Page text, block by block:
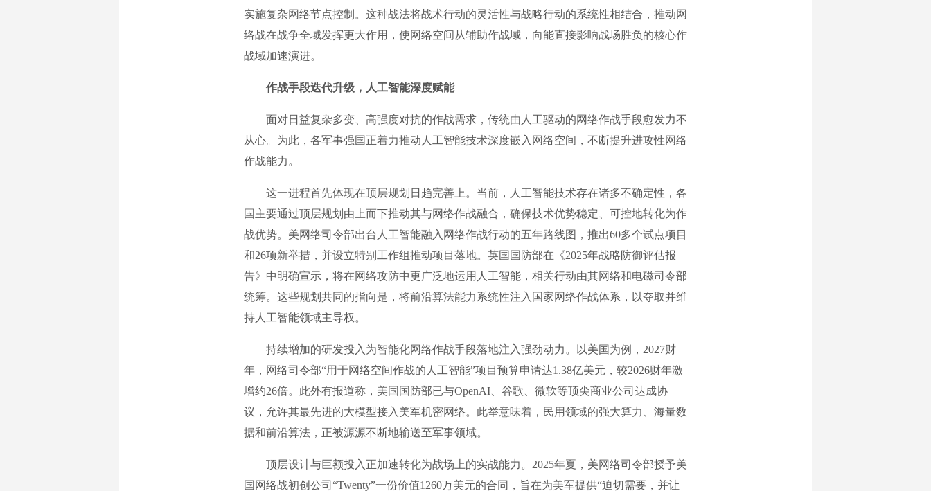
实施复杂网络节点控制。这种战法将战术行动的灵活性与战略行动的系统性相结合，推动网
络战在战争全域发挥更大作用，使网络空间从辅助作战域，向能直接影响战场胜负的核心作
战域加速演进。
作战手段迭代升级，人工智能深度赋能
面对日益复杂多变、高强度对抗的作战需求，传统由人工驱动的网络作战手段愈发力不
从心。为此，各军事强国正着力推动人工智能技术深度嵌入网络空间，不断提升进攻性网络
作战能力。
这一进程首先体现在顶层规划日趋完善上。当前，人工智能技术存在诸多不确定性，各
国主要通过顶层规划由上而下推动其与网络作战融合，确保技术优势稳定、可控地转化为作
战优势。美网络司令部出台人工智能融入网络作战行动的五年路线图，推出60多个试点项目
和26项新举措，并设立特别工作组推动项目落地。英国国防部在《2025年战略防御评估报
告》中明确宣示，将在网络攻防中更广泛地运用人工智能，相关行动由其网络和电磁司令部
统筹。这些规划共同的指向是，将前沿算法能力系统性注入国家网络作战体系，以夺取并维
持人工智能领域主导权。
持续增加的研发投入为智能化网络作战手段落地注入强劲动力。以美国为例，2027财
年，网络司令部“用于网络空间作战的人工智能”项目预算申请达1.38亿美元，较2026财年激
增约26倍。此外有报道称，美国国防部已与OpenAI、谷歌、微软等顶尖商业公司达成协
议，允许其最先进的大模型接入美军机密网络。此举意味着，民用领域的强大算力、海量数
据和前沿算法，正被源源不断地输送至军事领域。
顶层设计与巨额投入正加速转化为战场上的实战能力。2025年夏，美网络司令部授予美
国网络战初创公司“Twenty”一份价值1260万美元的合同，旨在为美军提供“迫切需要，并让